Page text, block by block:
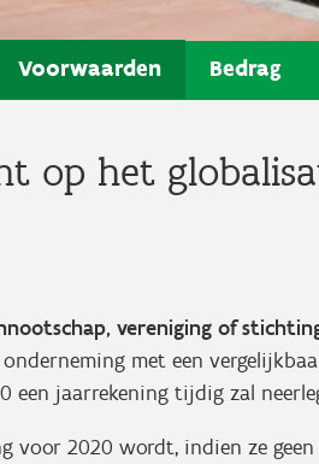
Voorwaarden Bedrag
op het
vereniging of
met een
een jaarrekening tijdig zal
voor 2020 wordt, indien ze